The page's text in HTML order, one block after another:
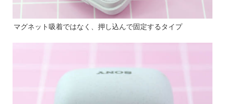
マグネット吸着ではなく、押し込んで固定するタイプ